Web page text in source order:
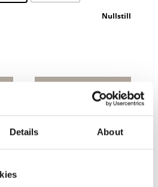
Details About
Nullstill
Be om pris
produkt med
Kategorier: